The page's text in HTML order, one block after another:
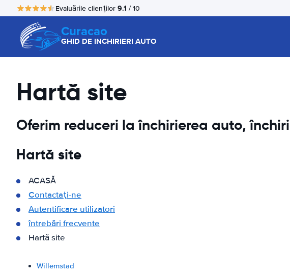
Evaluările clienților 9.1 / 10
Curacao
GHID DE INCHIRIERI AUTO
Hartă site
Oferim reduceri la închirierea auto,
Hartă site
ACASĂ
Contactaţi-ne
Autentificare utilizatori
întrebări frecvente
Hartă site
Willemstad